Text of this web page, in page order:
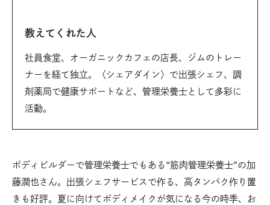
教えてくれた人
社員食堂、オーガニックカフェの店長、ジムのトレー
ナーを経て独立。〈シェアダイン〉で出張シェフ、調
剤薬局で健康サポートなど、管理栄養士として多彩に
活動。
ボディビルダーで管理栄養士でもある“筋肉管理栄養士”の加
藤潤也さん。出張シェフサービスで作る、高タンパク作り置
きも好評。夏に向けてボディメイクが気になる今の時季、お